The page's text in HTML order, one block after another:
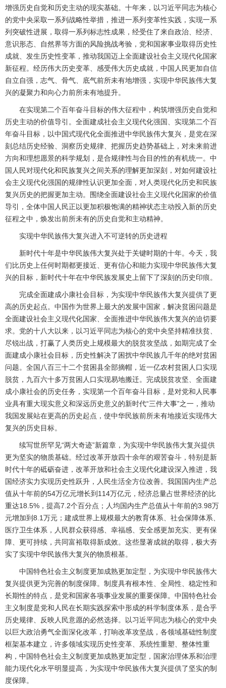
增强历史自觉和历史主动的现实基础。十年来，以习近平同志为核心
的党中央采取一系列战略性举措，推进一系列变革性实践，实现一系
列突破性进展，取得一系列标志性成果，经受住了来自政治、经济、
意识形态、自然界等方面的风险挑战考验，党和国家事业取得历史性
成就、发生历史性变革，推动我国迈上全面建设社会主义现代化国家
新征程。经历伟大历史变革、感受伟大历史成就，中国人民更加自信
自立自强，志气、骨气、底气前所未有地增强，实现中华民族伟大复
兴的凝聚力和向心力前所未有地提升。
在实现第二个百年奋斗目标的伟大征程中，构筑增强历史自觉和
历史主动的价值导引。全面建成社会主义现代化强国、实现第二个百
年奋斗目标，以中国式现代化全面推进中华民族伟大复兴，是党在深
刻总结历史经验、洞察历史规律、把握历史趋势基础上，对未来前进
方向和理想愿景的科学规划，是合规律性与合目的性的有机统一。中
国人民对现代化和民族复兴之间关系的理解更加深刻，对如何建设社
会主义现代化强国的规律性认识更加全面，对人类现代化历史和民族
复兴历史的把握更加主动。围绕全面建设社会主义现代化国家的价值
导引，全体中国人民正以更加积极饱满的精神状态主动投入新的历史
征程之中，焕发出前所未有的历史自觉和主动精神。
实现中华民族伟大复兴进入不可逆转的历史进程
新时代十年是中华民族伟大复兴处于关键时期的十年。今天，我
们比历史上任何时期都更接近、更有信心和能力实现中华民族伟大复
兴的目标，新时代十年在中华民族发展史上留下了深刻的历史印痕。
完成全面建成小康社会目标，为实现中华民族伟大复兴提供了更
高的历史起点。中国作为世界上最大的发展中国家，解决贫困问题是
全面建设社会主义现代化国家、全面推进中华民族伟大复兴的迫切要
求。党的十八大以来，以习近平同志为核心的党中央坚持精准扶贫、
尽锐出战，打赢了人类历史上规模最大的脱贫攻坚战，如期完成了全
面建成小康社会目标，历史性解决了困扰中华民族几千年的绝对贫困
问题。全国八百三十二个贫困县全部摘帽，近一亿农村贫困人口实现
脱贫，九百六十多万贫困人口实现易地搬迁。完成脱贫攻坚、全面建
成小康社会的历史任务，实现第一个百年奋斗目标，是对党和人民事
业具有重大现实意义和深远历史意义的新时代“三件大事”之一，推动
我国发展站在更高的历史起点，使中华民族前所未有地接近实现伟大
复兴的历史目标。
续写世所罕见“两大奇迹”新篇章，为实现中华民族伟大复兴提供
更为坚实的物质基础。经过改革开放四十余年的艰苦奋斗，特别是新
时代十年的砥砺奋进，改革开放和社会主义现代化建设深入推进，我
国经济实力实现历史性跃升，人民生活全方位改善。我国国内生产总
值从十年前的54万亿元增长到114万亿元，经济总量占世界经济的比
重达18.5%，提高7.2个百分点；人均国内生产总值从十年前的3.98万
元增加到8.1万元；建成世界上规模最大的教育体系、社会保障体系、
医疗卫生体系，人民群众获得感、幸福感、安全感更加充实、更有保
障、更可持续，共同富裕取得新成效。这些显著成就的取得，极大夯
实了实现中华民族伟大复兴的物质根基。
中国特色社会主义制度更加成熟更加定型，为实现中华民族伟大
复兴提供更为完善的制度保障。制度具有根本性、全局性、稳定性和
长期性的特点，是党和国家各项事业发展的重要保障。中国特色社会
主义制度是党和人民在长期实践探索中形成的科学制度体系，是合乎
历史规律、反映人民意愿的必然选择。以习近平同志为核心的党中央
以巨大政治勇气全面深化改革，打响改革攻坚战，各领域基础性制度
框架基本建立，许多领域实现历史性变革、系统性重塑、整体性重
构，中国特色社会主义制度更加成熟更加定型，国家治理体系和治理
能力现代化水平明显提高，为实现中华民族伟大复兴提供了坚实的制
度保障。